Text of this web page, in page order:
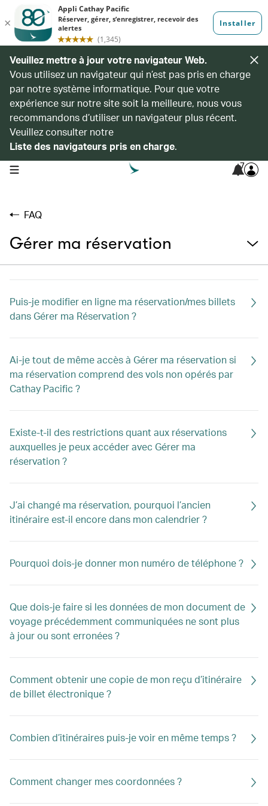
Veuillez mettre à jour votre navigateur Web.
Vous utilisez un navigateur qui n’est pas pris en charge
par notre système informatique. Pour que votre
expérience sur notre site soit la meilleure, nous vous
recommandons d’utiliser un navigateur plus récent.
Veuillez consulter notre
Liste des navigateurs pris en charge.
open navigation menu 7
FAQ
Gérer ma réservation
Puis-je modifier en ligne ma réservation/mes billets
dans Gérer ma Réservation ?
Ai-je tout de même accès à Gérer ma réservation si
ma réservation comprend des vols non opérés par
Cathay Pacific ?
Existe-t-il des restrictions quant aux réservations
auxquelles je peux accéder avec Gérer ma
réservation ?
J’ai changé ma réservation, pourquoi l’ancien
itinéraire est-il encore dans mon calendrier ?
Pourquoi dois-je donner mon numéro de téléphone ?
Que dois-je faire si les données de mon document de
voyage précédemment communiquées ne sont plus
à jour ou sont erronées ?
Comment obtenir une copie de mon reçu d’itinéraire
de billet électronique ?
Combien d’itinéraires puis-je voir en même temps ?
Comment changer mes coordonnées ?